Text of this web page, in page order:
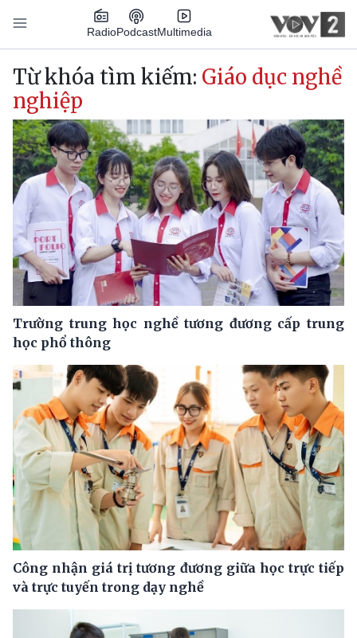
Nhảy đến nội dung
RadioPodcastMultimedia
Main navigation
Từ khóa tìm kiếm: Giáo dục nghề
nghiệp
Trường trung học nghề tương đương cấp trung
học phổ thông
Công nhận giá trị tương đương giữa học trực tiếp
và trực tuyến trong dạy nghề